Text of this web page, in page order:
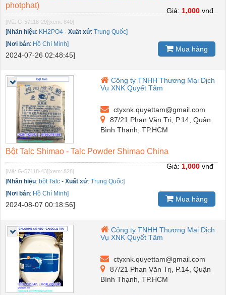
photphat)
[Mã: G-57118-29][xem: 840]
[Nhãn hiệu: KH2PO4 - Xuất xứ: Trung Quốc]
[Nơi bán: Hồ Chí Minh]
2024-07-26 02:48:45]
Giá: 1,000 vnđ
Mua hàng
Công ty TNHH Thương Mại Dịch
Vụ XNK Quyết Tâm
ctyxnk.quyettam@gmail.com
87/21 Phan Văn Trị, P.14, Quận
Bình Thạnh, TP.HCM
Bột Talc Shimao - Talc Powder Shimao China
[Mã: G-57118-43][xem: 828]
[Nhãn hiệu: bột Talc - Xuất xứ: Trung Quốc]
[Nơi bán: Hồ Chí Minh]
2024-08-07 00:18:56]
Giá: 1,000 vnđ
Mua hàng
Công ty TNHH Thương Mại Dịch
Vụ XNK Quyết Tâm
ctyxnk.quyettam@gmail.com
87/21 Phan Văn Trị, P.14, Quận
Bình Thạnh, TP.HCM